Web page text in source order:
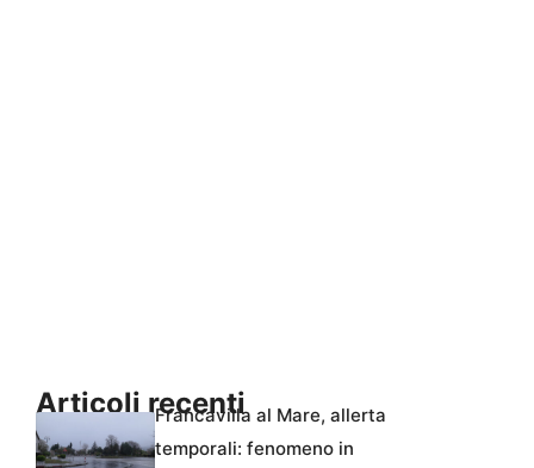
Articoli recentiFrancavilla al Mare, allerta
temporali: fenomeno in